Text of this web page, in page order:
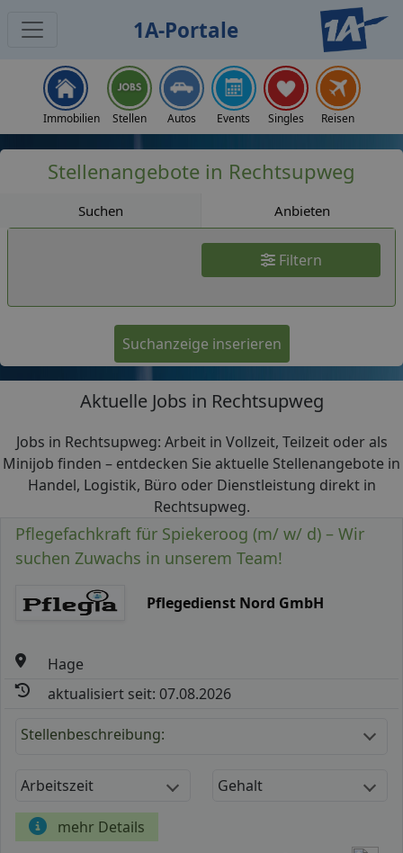
1A-Portale
Immobilien Stellen Autos Events Singles Reisen
Stellenangebote in Rechtsupweg
Suchen Anbieten
Filtern
Suchanzeige inserieren
Aktuelle Jobs in Rechtsupweg
Jobs in Rechtsupweg: Arbeit in Vollzeit, Teilzeit oder als
Minijob finden – entdecken Sie aktuelle Stellenangebote in
Handel, Logistik, Büro oder Dienstleistung direkt in
Rechtsupweg.
Pflegefachkraft für Spiekeroog (m/ w/ d) – Wir
suchen Zuwachs in unserem Team!
Pflegedienst Nord GmbH
Hage
aktualisiert seit: 07.08.2026
Stellenbeschreibung:
Arbeitszeit Gehalt
mehr Details